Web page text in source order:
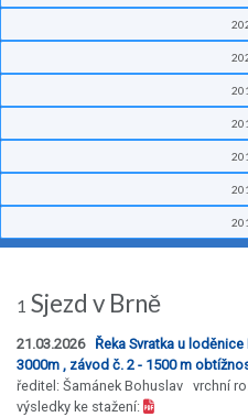
1 Sjezd v Brně
21.03.2026 Řeka Svratka u
3000m , závod č. 2 - 1500 m
ředitel: Šamánek Bohuslav vrchní
výsledky ke stažení: